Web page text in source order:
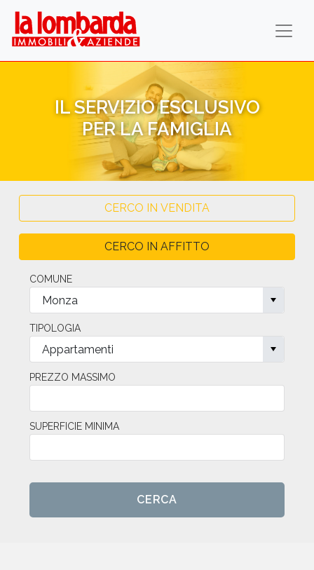
IL SERVIZIO ESCLUSIVO
PER LA FAMIGLIA
CERCO IN VENDITA
CERCO IN AFFITTO
COMUNE
TIPOLOGIA
PREZZO MASSIMO
SUPERFICIE MINIMA